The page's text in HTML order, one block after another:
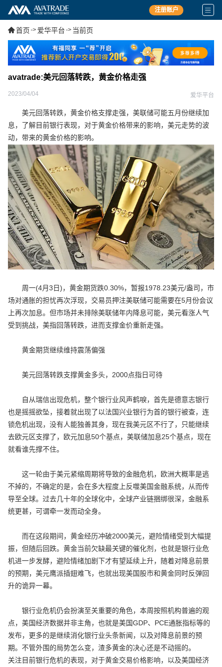
注册账户
首页 -> 爱华平台 -> 当前页
avatrade:美元回落转跌，黄金价格走强
2023/04/04 爱华平台
美元回落转跌，黄金价格支撑走强，美联储可能五月份继续加
息，了解目前银行表现，对于黄金价格带来的影响，美元走势的波
动，带来的黄金价格的影响。
周一(4月3日)，黄金期货跌0.30%，暂报1978.23美元/盎司，市
场对通胀的担忧再次浮现，交易员押注美联储可能需要在5月份会议
上再次加息。但市场并未排除美联储年内降息可能，美元看涨人气
受到挑战，美指回落转跌，进而支撑金价重新走强。
黄金期货继续维持震荡偏强
美元回落转跌支撑黄金多头，2000点指日可待
自从瑞信出现危机，整个银行业风声鹤唳，首先是德意志银行
也是摇摇欲坠，接着就出现了以法国兴业银行为首的银行被查，连
锁危机出现，没有人能独善其身，现在我美元区不行了，只能继续
去欧元区支撑了，欧元加息50个基点，美联储加息25个基点，现在
就看谁先撑不住。
这一轮由于美元紧缩周期将导致的金融危机，欧洲大概率是逃
不掉的，不确定的是，会在多大程度上反噬美国金融系统，从而传
导至全球。过去几十年的全球化中，全球产业链捆绑很深，金融系
统更甚，可谓牵一发而动全身。
而在这段期间，黄金经历冲破2000美元，避险情绪受到大幅提
振，但随后回跌。黄金当前欠缺最关键的催化剂，也就是银行业危
机进一步发酵，避险情绪加剧下才有望延续上升，随着对降息前景
的预期，美元鹰派插翅难飞，也就出现美国股市和黄金同时反弹回
升的诡异一幕。
银行业危机仍会扮演至关重要的角色，本周按照机构普遍的观
点，美国经济数据并非主角，也就是美国GDP、PCE通胀指标等的
发布，更多的是继续消化银行业头条新闻，以及对降息前景的预
期。不管外围的局势怎么变，渣多黄金的决心还是不动摇的。
关注目前银行危机的表现，对于黄金交易价格影响，以及美国经济